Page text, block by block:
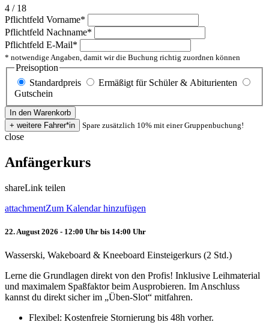
4 / 18
Pflichtfeld Vorname*
Pflichtfeld Nachname*
Pflichtfeld E-Mail*
* notwendige Angaben, damit wir die Buchung richtig zuordnen können
Preisoption
Standardpreis
Ermäßigt für Schüler & Abiturienten
Gutschein
Spare zusätzlich 10% mit einer Gruppenbuchung!
close
Anfängerkurs
shareLink teilen
attachmentZum Kalendar hinzufügen
22. August 2026 - 12:00 Uhr bis 14:00 Uhr
Wasserski, Wakeboard & Kneeboard Einsteigerkurs (2 Std.)
Lerne die Grundlagen direkt von den Profis! Inklusive Leihmaterial
und maximalem Spaßfaktor beim Ausprobieren. Im Anschluss
kannst du direkt sicher im „Üben-Slot“ mitfahren.
Flexibel: Kostenfreie Stornierung bis 48h vorher.